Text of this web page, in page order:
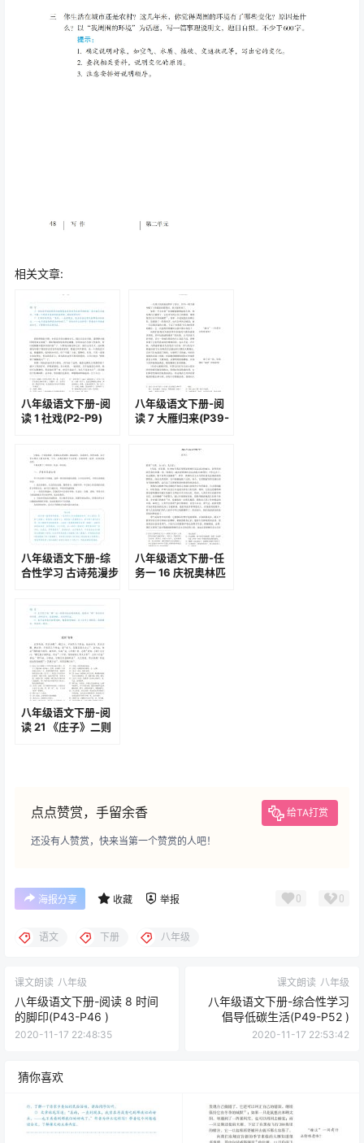
相关文章:
八年级语文下册-阅
读 1 社戏(P2-P9)
八年级语文下册-阅
读 7 大雁归来(P39-
八年级语文下册-综
合性学习 古诗苑漫步
八年级语文下册-任
务一 16 庆祝奥林匹
八年级语文下册-阅
读 21 《庄子》二则
点点赞赏，手留余香 给TA打赏
还没有人赞赏，快来当第一个赞赏的人吧！
海报分享 收藏 举报 0 0
语文 下册 八年级
课文朗读 八年级
八年级语文下册-阅读 8 时间
的脚印(P43-P46 )
2020-11-17 22:48:35
课文朗读 八年级
八年级语文下册-综合性学习
倡导低碳生活(P49-P52 )
2020-11-17 22:53:42
猜你喜欢